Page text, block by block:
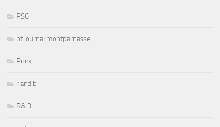
PSG
pt journal montparnasse
Punk
r and b
R& B